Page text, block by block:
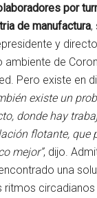
por
de manufactura,
y
ambiente de
Pero existe en
existe un
donde hay
flotante, que
mejor”, dijo.
una
ritmos